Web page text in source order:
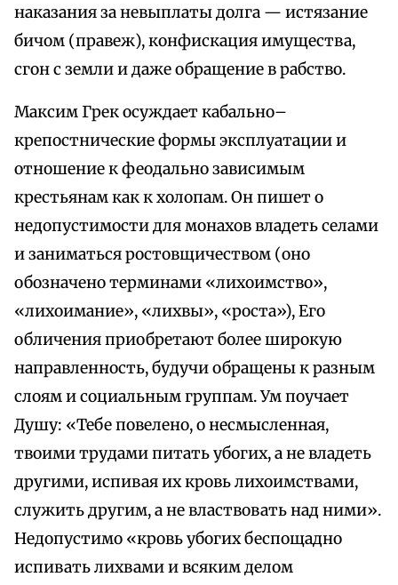
наказания за невыплаты долга — истязание
бичом (правеж), конфискация имущества,
сгон с земли и даже обращение в рабство.
Максим Грек осуждает кабально–
крепостнические формы эксплуатации и
отношение к феодально зависимым
крестьянам как к холопам. Он пишет о
недопустимости для монахов владеть селами
и заниматься ростовщичеством (оно
обозначено терминами «лихоимство»,
«лихоимание», «лихвы», «роста»), Его
обличения приобретают более широкую
направленность, будучи обращены к разным
слоям и социальным группам. Ум поучает
Душу: «Тебе повелено, о несмысленная,
твоими трудами питать убогих, а не владеть
другими, испивая их кровь лихоимствами,
служить другим, а не властвовать над ними».
Недопустимо «кровь убогих беспощадно
испивать лихвами и всяким делом